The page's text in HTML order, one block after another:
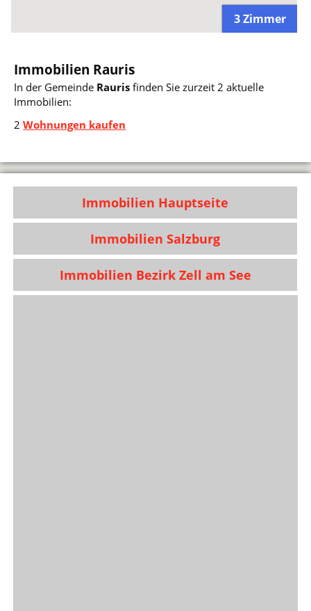
3 Zimmer
Immobilien Rauris
In der Gemeinde Rauris finden Sie zurzeit 2 aktuelle
Immobilien:
2Wohnungen kaufen
Immobilien Hauptseite
Immobilien Salzburg
Immobilien Bezirk Zell am See